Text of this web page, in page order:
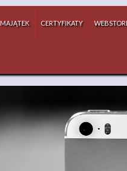
MAJĄTEK CERTYFIKATY